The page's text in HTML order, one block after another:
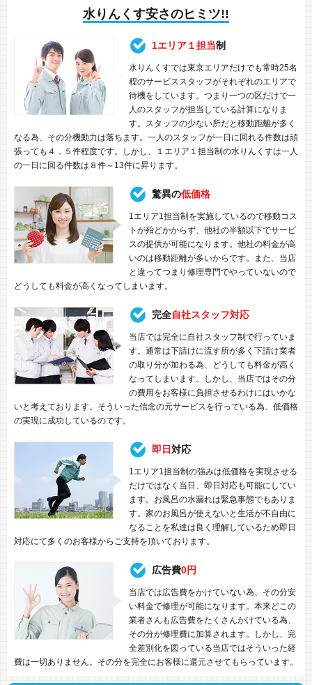
水りんくす安さのヒミツ!!
1エリア１担当制
水りんくすでは東京エリアだけでも常時25名
程のサービススタッフがそれぞれのエリアで
待機をしています。つまり一つの区だけで一
人のスタッフが担当している計算になりま
す。スタッフの少ない所だと移動距離が多く
なる為、その分機動力は落ちます。一人のスタッフが一日に回れる件数は頑
張っても４，５件程度です。しかし、１エリア１担当制の水りんくすは一人
の一日に回る件数は８件～13件に昇ります。
驚異の低価格
1エリア1担当制を実施しているので移動コス
トが殆どかからず、他社の半額以下でサービ
スの提供が可能になります。他社の料金が高
いのは移動距離が多いからです。また、当店
と違ってつまり修理専門でやっていないので
どうしても料金が高くなってしまいます。
完全自社スタッフ対応
当店では完全に自社スタッフ制で行っていま
す。通常は下請けに流す所が多く下請け業者
の取り分が加わる為、どうしても料金が高く
なってしまいます。しかし、当店ではその分
の費用をお客様に負担させるわけにはいかな
いと考えております。そういった信念の元サービスを行っている為、低価格
の実現に成功しているのです。
即日対応
1エリア1担当制の強みは低価格を実現させる
だけではなく当日、即日対応も可能にしてい
ます。お風呂の水漏れは緊急事態でもありま
す。家のお風呂が使えないと生活が不自由に
なることを私達は良く理解しているため即日
対応にて多くのお客様からご支持を頂いております。
広告費0円
当店では広告費をかけていない為、その分安
い料金で修理が可能になります。本来どこの
業者さんも広告費をたくさんかけている為、
その分が修理費に加算されます。しかし、完
全差別化を図っている当店ではそういった経
費は一切ありません。その分を完全にお客様に還元させてもらっています。